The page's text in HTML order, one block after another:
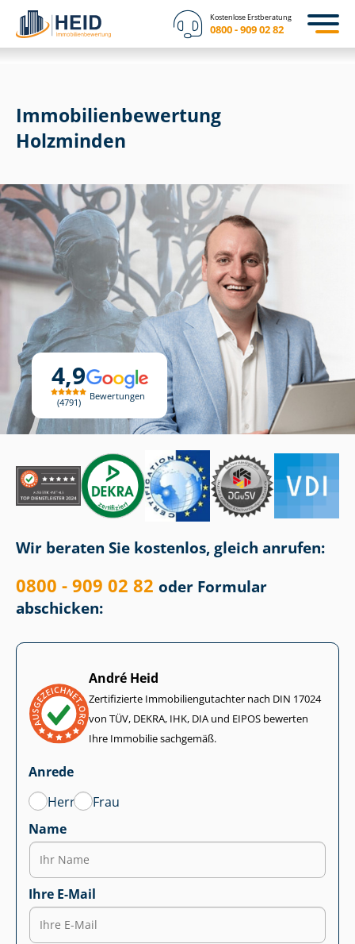
Kostenlose Erstberatung
0800 - 909 02 82
4,9
4791
Bewertungen
Immobilien­bewertung
Holzminden
Wir beraten Sie kostenlos, gleich anrufen:
0800 - 909 02 82 oder Formular
abschicken:
André Heid
Zertifizierte Im­mo­bi­li­en­gut­ach­ter nach DIN 17024
von TÜV, DEKRA, IHK, DIA und EIPOS bewerten
Ihre Immobilie sachgemäß.
Anrede
Herr
Frau
Name
Ihre E-Mail